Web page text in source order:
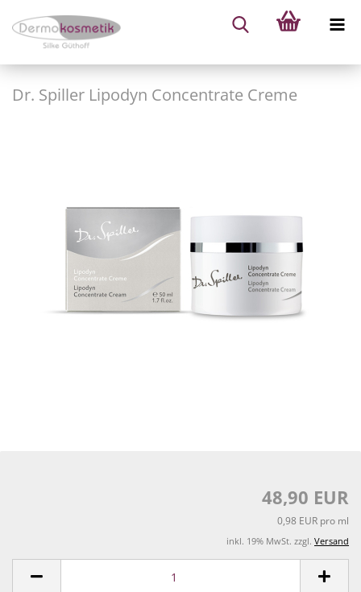
Dr. Spiller Lipodyn Concentrate Creme
48,90 EUR
0,98 EUR pro ml
inkl. 19% MwSt. zzgl. Versand